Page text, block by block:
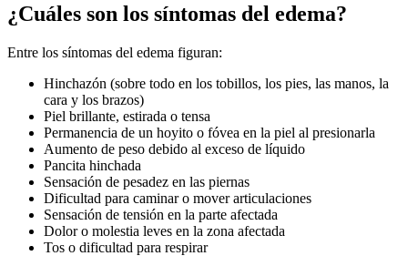
¿Cuáles son los síntomas del edema?
Entre los síntomas del edema figuran:
Hinchazón (sobre todo en los tobillos, los pies, las manos, la
cara y los brazos)
Piel brillante, estirada o tensa
Permanencia de un hoyito o fóvea en la piel al presionarla
Aumento de peso debido al exceso de líquido
Pancita hinchada
Sensación de pesadez en las piernas
Dificultad para caminar o mover articulaciones
Sensación de tensión en la parte afectada
Dolor o molestia leves en la zona afectada
Tos o dificultad para respirar